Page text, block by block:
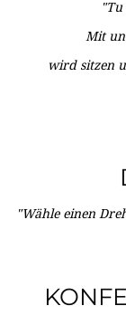
"Tu
Mit
wird sitzen
"Wähle einen